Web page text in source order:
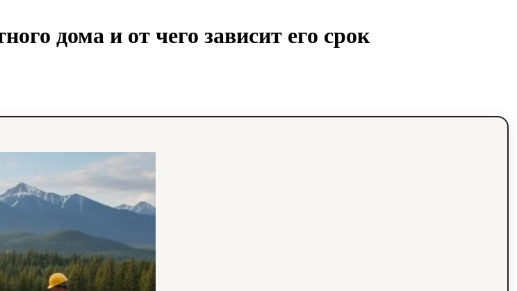
дома и от чего зависит его срок